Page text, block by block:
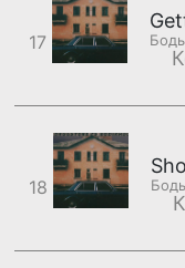
17
18